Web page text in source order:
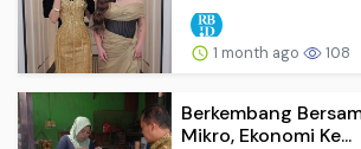
1 month ago 108
Berkembang
Mikro, Ekonomi Ke...